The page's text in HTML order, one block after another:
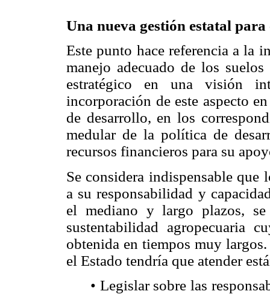
Una nueva gestión estatal
Este punto hace referencia a la
manejo adecuado de los
estratégico en una visión
incorporación de este aspecto
de desarrollo, en los
medular de la política de
recursos financieros para su
Se considera indispensable que
a su responsabilidad y
el mediano y largo plazos,
sustentabilidad agropecuaria
obtenida en tiempos muy
el Estado tendría que atender
• Legislar sobre las